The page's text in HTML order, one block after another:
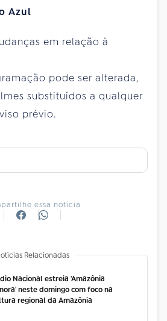
Azul
em relação à
pode ser alterada,
substituídos a qualquer
prévio.
essa notícia
Relacionadas
Nacional estreia 'Amazônia
neste domingo com foco na
regional da Amazônia